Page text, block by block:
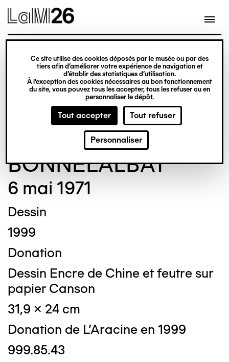
Gestion des cookies
Ce site utilise des cookies déposés par le musée ou par des
tiers afin d’améliorer votre expérience de navigation et
d’établir des statistiques d’utilisation.
À l’exception des cookies nécessaires au bon fonctionnement
du site, vous pouvez tous les accepter, tous les refuser ou en
personnaliser le dépôt.
Tout accepter Tout refuser
Personnaliser
contenu
© Crédit photo : DUBART Cécile
Thérèse
BONNELALBAY
6 mai 1971
Dessin
1999
Donation
Dessin Encre de Chine et feutre sur
papier Canson
31,9 x 24 cm
Donation de L'Aracine en 1999
999.85.43